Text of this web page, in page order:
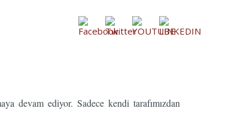
devam ediyor. Sadece kendi tarafımızdan